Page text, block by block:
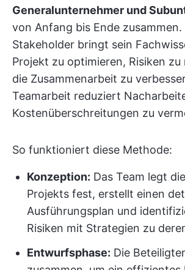
Generalunternehmer und
von Anfang bis Ende zusammen.
Stakeholder bringt sein
Projekt zu optimieren, Risiken zu
die Zusammenarbeit zu
Teamarbeit reduziert
Kostenüberschreitungen zu
So funktioniert diese Methode:
Konzeption: Das Team legt
Projekts fest, erstellt einen
Ausführungsplan und
Risiken mit Strategien zu
Entwurfsphase: Die